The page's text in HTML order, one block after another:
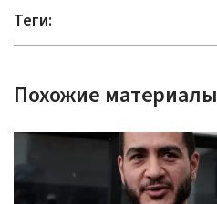
Теги:
Похожие материалы